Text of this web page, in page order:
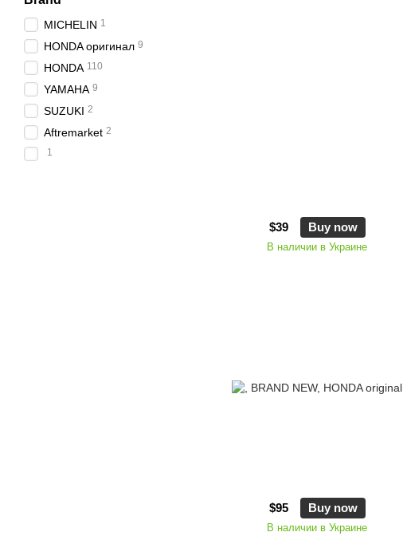
$39 Buy now
В наличии в Украине
$95 Buy now
В наличии в Украине
MICHELIN 1
HONDA оригинал 9
HONDA 110
YAMAHA 9
SUZUKI 2
Aftremarket 2
1